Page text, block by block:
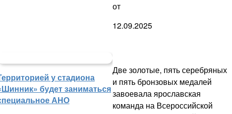
у стадиона
будет заниматься
АНО
от
12.09.2025
Две золотые, пять серебряных
и пять бронзовых медалей
завоевала ярославская
команда на Всероссийской